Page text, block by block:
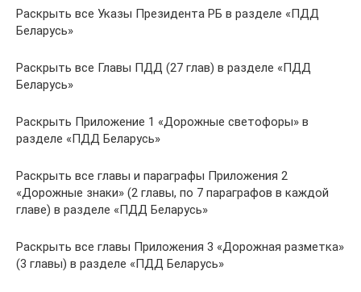
Раскрыть все Указы Президента РБ в разделе «ПДД
Беларусь»
Раскрыть все Главы ПДД (27 глав) в разделе «ПДД
Беларусь»
Раскрыть Приложение 1 «Дорожные светофоры» в
разделе «ПДД Беларусь»
Раскрыть все главы и параграфы Приложения 2
«Дорожные знаки» (2 главы, по 7 параграфов в каждой
главе) в разделе «ПДД Беларусь»
Раскрыть все главы Приложения 3 «Дорожная разметка»
(3 главы) в разделе «ПДД Беларусь»